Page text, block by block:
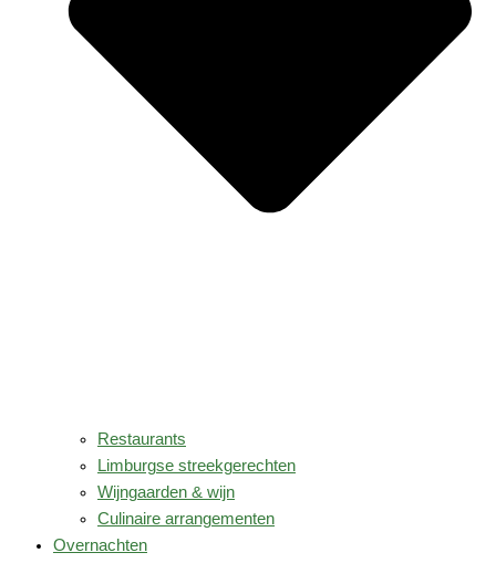
Restaurants
Limburgse streekgerechten
Wijngaarden & wijn
Culinaire arrangementen
Overnachten